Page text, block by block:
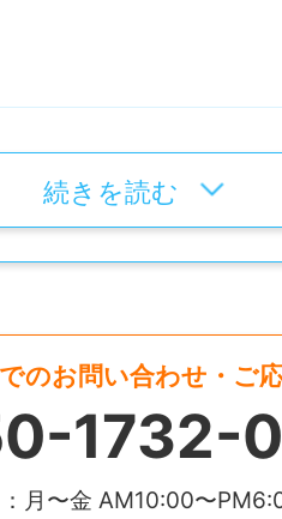
きたい方
円
労働日数5日、希望公休
定労働日数4日以下、
円～
続きを読む
のお問い合わせ・ご
1732-
月〜金 AM10:00〜